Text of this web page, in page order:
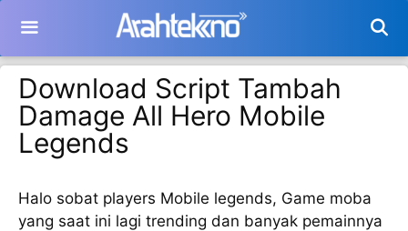
isi
Download Script Tambah
Damage All Hero Mobile
Legends
Halo sobat players Mobile legends, Game moba
yang saat ini lagi trending dan banyak pemainnya